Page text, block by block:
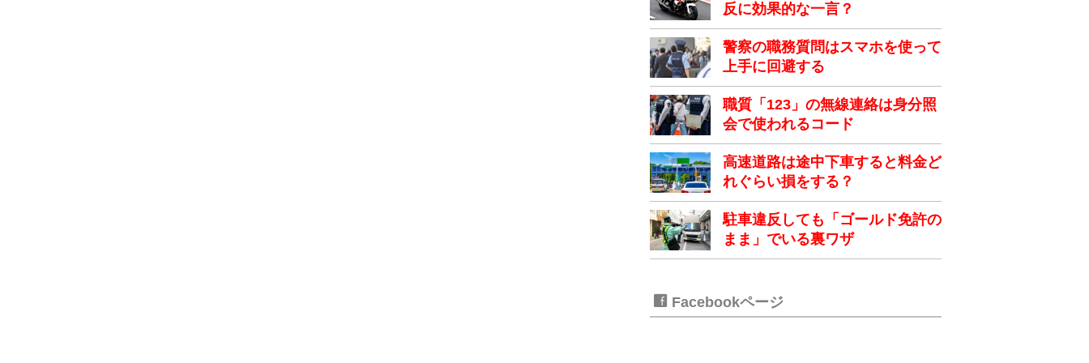
反に効果的な一言？
警察の職務質問はスマホを使って
上手に回避する
職質「123」の無線連絡は身分照
会で使われるコード
高速道路は途中下車すると料金ど
れぐらい損をする？
駐車違反しても「ゴールド免許の
まま」でいる裏ワザ
Facebookページ